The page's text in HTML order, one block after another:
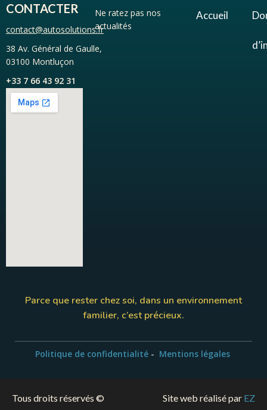
CONTACTER
contact@autosolutions.fr
38 Av. Général de Gaulle,
03100 Montluçon
+33 7 66 43 92 31
Ne ratez pas nos
actualités
Accueil
Parce que rester chez soi, dans un environnement
familier, c’est précieux.
Politique de confidentialité- Mentions légales
Tous droits réservés ©
Site web réalisé par EZ